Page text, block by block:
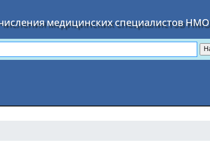
медицинских специалистов НМО